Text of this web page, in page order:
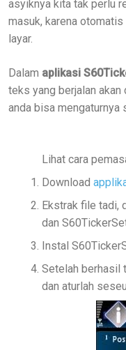
asyiknya kita tak perlu
masuk, karena
layar.
Dalam aplikasi
teks yang berjalan akan
anda bisa
Lihat cara
Download
Ekstrak file tadi,
dan
Instal
Setelah berhasil
dan aturlah